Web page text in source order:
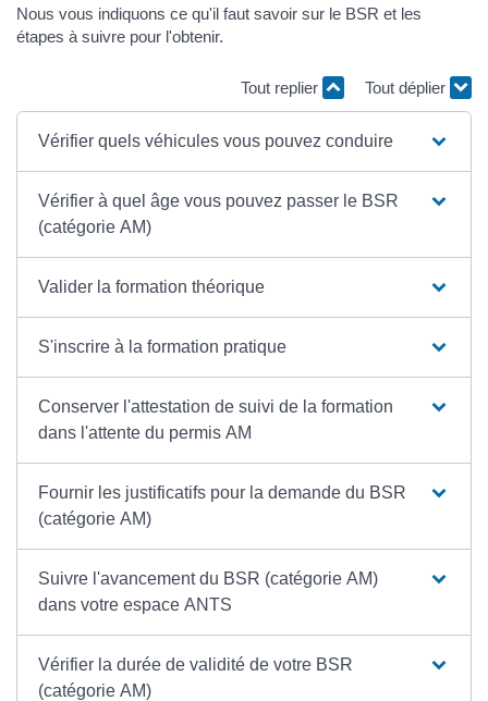
Nous vous indiquons ce qu'il faut savoir sur le BSR et les
étapes à suivre pour l'obtenir.
Tout replier Tout déplier
Vérifier quels véhicules vous pouvez conduire
Vérifier à quel âge vous pouvez passer le BSR
(catégorie AM)
Valider la formation théorique
S'inscrire à la formation pratique
Conserver l'attestation de suivi de la formation
dans l'attente du permis AM
Fournir les justificatifs pour la demande du BSR
(catégorie AM)
Suivre l'avancement du BSR (catégorie AM)
dans votre espace ANTS
Vérifier la durée de validité de votre BSR
(catégorie AM)